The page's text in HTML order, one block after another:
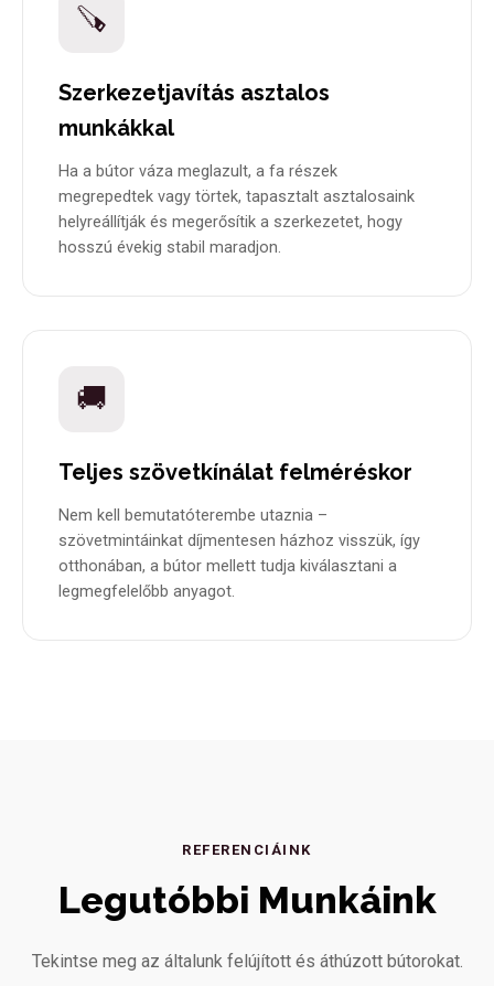
🪚
Szerkezetjavítás asztalos
munkákkal
Ha a bútor váza meglazult, a fa részek
megrepedtek vagy törtek, tapasztalt asztalosaink
helyreállítják és megerősítik a szerkezetet, hogy
hosszú évekig stabil maradjon.
🚚
Teljes szövetkínálat felméréskor
Nem kell bemutatóterembe utaznia –
szövetmintáinkat díjmentesen házhoz visszük, így
otthonában, a bútor mellett tudja kiválasztani a
legmegfelelőbb anyagot.
REFERENCIÁINK
Legutóbbi Munkáink
Tekintse meg az általunk felújított és áthúzott bútorokat.